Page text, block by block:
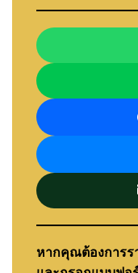
หากคุณต้องการร